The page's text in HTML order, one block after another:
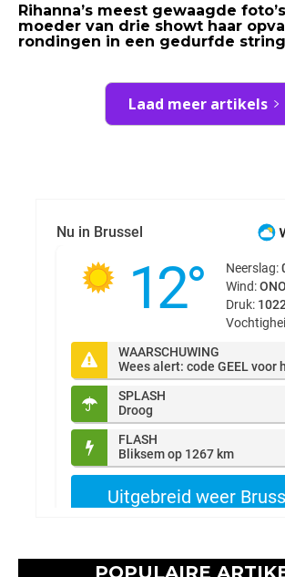
Rihanna’s meest gewaagde
moeder van drie showt haar
rondingen in een gedurfde
Laad meer artikels
POPULAIRE